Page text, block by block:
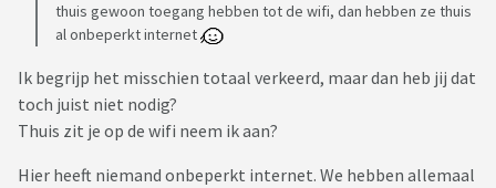
thuis gewoon toegang hebben tot de wifi, dan hebben ze thuis
al onbeperkt internet
Ik begrijp het misschien totaal verkeerd, maar dan heb jij dat
toch juist niet nodig?
Thuis zit je op de wifi neem ik aan?
Hier heeft niemand onbeperkt internet. We hebben allemaal